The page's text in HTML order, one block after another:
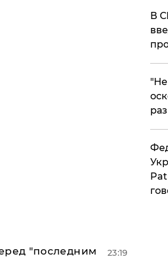
"последним
23:19
В